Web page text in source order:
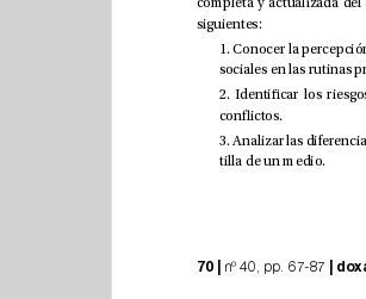
siguientes:
conictos.
tilla de un medio.